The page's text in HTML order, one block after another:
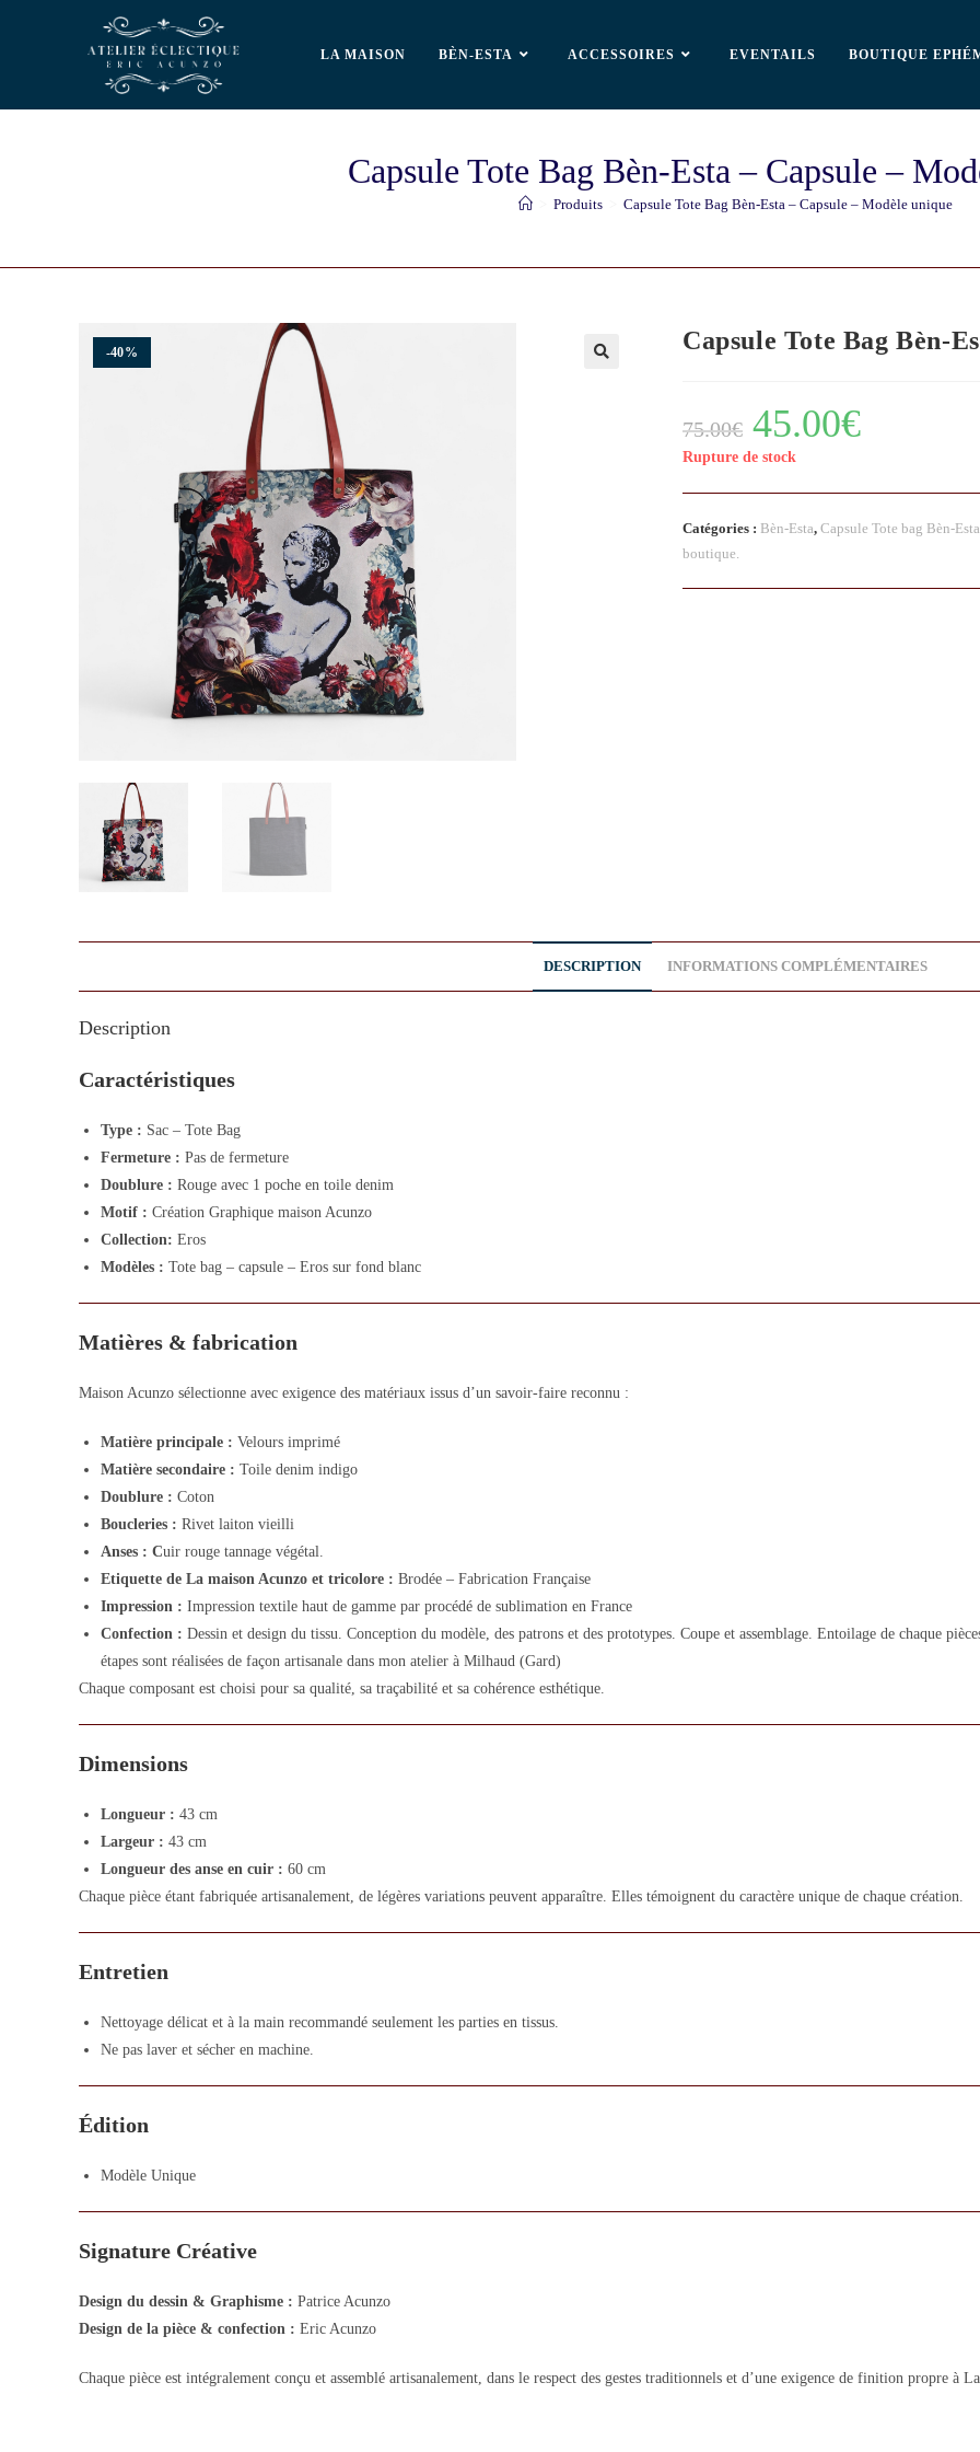
LA MAISON BÈN-ESTA ACCESSOIRES EVENTAILS BOUTIQUE
Capsule Tote Bag Bèn-Esta – Capsule –
Produits Capsule Tote Bag Bèn-Esta – Capsule – Modèle unique
-40% Capsule Tote Bag Bèn-
75.00€ 45.00€
Rupture de stock
Catégories : Bèn-Esta, Capsule Tote bag Bèn-Esta
boutique.
DESCRIPTION INFORMATIONS COMPLÉMENTAIRES
Description
Caractéristiques
Type : Sac – Tote Bag
Fermeture : Pas de fermeture
Doublure : Rouge avec 1 poche en toile denim
Motif : Création Graphique maison Acunzo
Collection: Eros
Modèles : Tote bag – capsule – Eros sur fond blanc
Matières & fabrication
Maison Acunzo sélectionne avec exigence des matériaux issus d’un savoir-faire reconnu :
Matière principale : Velours imprimé
Matière secondaire : Toile denim indigo
Doublure : Coton
Boucleries : Rivet laiton vieilli
Anses : Cuir rouge tannage végétal.
Etiquette de La maison Acunzo et tricolore : Brodée – Fabrication Française
Impression : Impression textile haut de gamme par procédé de sublimation en France
Confection : Dessin et design du tissu. Conception du modèle, des patrons et des prototypes. Coupe et assemblage. Entoilage de chaque
étapes sont réalisées de façon artisanale dans mon atelier à Milhaud (Gard)
Chaque composant est choisi pour sa qualité, sa traçabilité et sa cohérence esthétique.
Dimensions
Longueur : 43 cm
Largeur : 43 cm
Longueur des anse en cuir : 60 cm
Chaque pièce étant fabriquée artisanalement, de légères variations peuvent apparaître. Elles témoignent du caractère unique de chaque création.
Entretien
Nettoyage délicat et à la main recommandé seulement les parties en tissus.
Ne pas laver et sécher en machine.
Édition
Modèle Unique
Signature Créative
Design du dessin & Graphisme : Patrice Acunzo
Design de la pièce & confection : Eric Acunzo
Chaque pièce est intégralement conçu et assemblé artisanalement, dans le respect des gestes traditionnels et d’une exigence de finition propre à